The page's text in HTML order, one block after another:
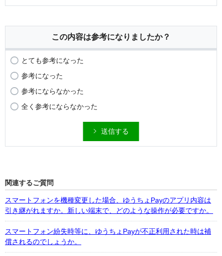
この内容は参考になりましたか？
とても参考になった
参考になった
参考にならなかった
全く参考にならなかった
送信する
関連するご質問
スマートフォンを機種変更した場合、ゆうちょPayのアプリ内容は
引き継がれますか。新しい端末で、どのような操作が必要ですか。
スマートフォン紛失時等に、ゆうちょPayが不正利用された時は補
償されるのでしょうか。